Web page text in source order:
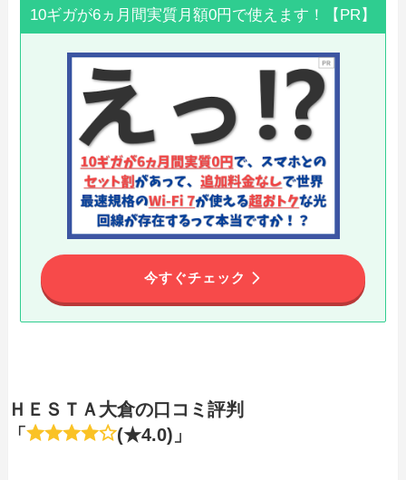
10ギガが6ヵ月間実質月額0円で使えます！【PR】
今すぐチェック
ＨＥＳＴＡ大倉の口コミ評判
「
(★4.0)」